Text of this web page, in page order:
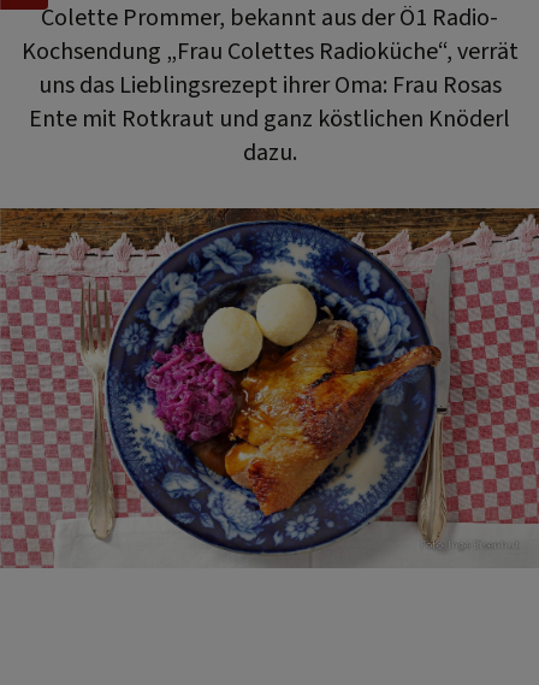
Colette Prommer, bekannt aus der Ö1 Radio-
Kochsendung „Frau Colettes Radioküche“, verrät
uns das Lieblingsrezept ihrer Oma: Frau Rosas
Ente mit Rotkraut und ganz köstlichen Knöderl
dazu.
Foto: Ingo Eisenhut